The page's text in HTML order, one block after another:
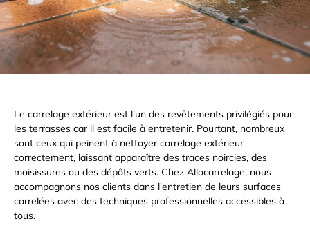
Le carrelage extérieur est l'un des revêtements privilégiés pour
les terrasses car il est facile à entretenir. Pourtant, nombreux
sont ceux qui peinent à nettoyer carrelage extérieur
correctement, laissant apparaître des traces noircies, des
moisissures ou des dépôts verts. Chez Allocarrelage, nous
accompagnons nos clients dans l'entretien de leurs surfaces
carrelées avec des techniques professionnelles accessibles à
tous.